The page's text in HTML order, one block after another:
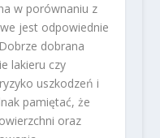
w porównaniu z
jest odpowiednie
dobrana
lakieru czy
uszkodzeń i
pamiętać, że
oraz